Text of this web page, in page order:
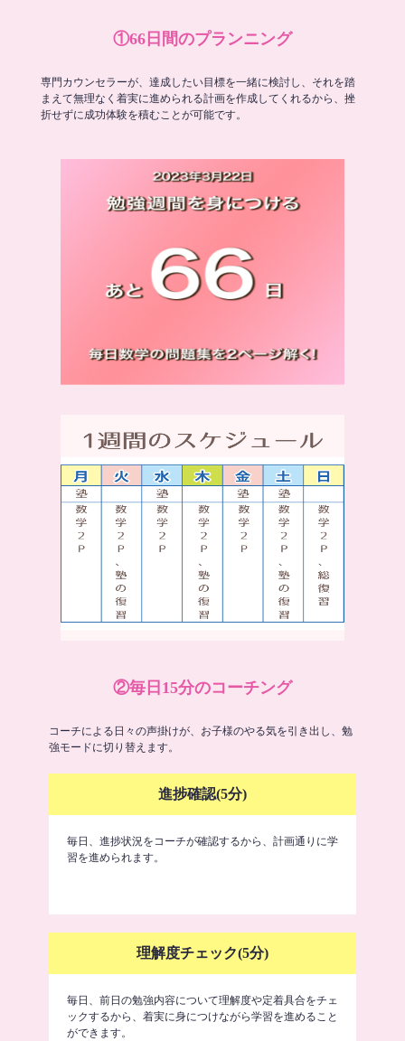
①66日間のプランニング
専門カウンセラーが、達成したい目標を一緒に検討し、それを踏
まえて無理なく着実に進められる計画を作成してくれるから、挫
折せずに成功体験を積むことが可能です。
②毎日15分のコーチング
コーチによる日々の声掛けが、お子様のやる気を引き出し、勉
強モードに切り替えます。
進捗確認(5分)
毎日、進捗状況をコーチが確認するから、計画通りに学
習を進められます。
理解度チェック(5分)
毎日、前日の勉強内容について理解度や定着具合をチェ
ックするから、着実に身につけながら学習を進めること
ができます。